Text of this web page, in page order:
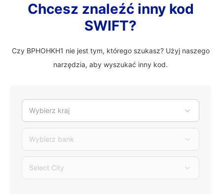
Chcesz znaleźć inny kod
SWIFT?
Czy BPHOHKH1 nie jest tym, którego szukasz? Użyj naszego
narzędzia, aby wyszukać inny kod.
Wybierz kraj
Wybierz bank
Select City